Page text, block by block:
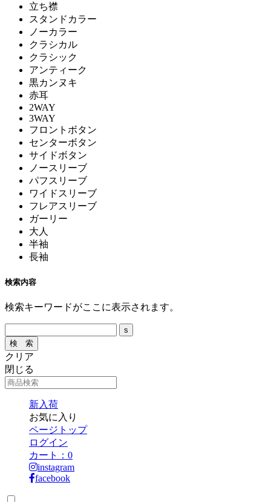
立ち襟
スタンドカラー
ノーカラー
クラシカル
クラシック
アンティーク
黒カンヌキ
赤耳
2WAY
3WAY
フロントボタン
センターボタン
サイドボタン
ノースリーブ
パフスリーブ
ワイドスリーブ
フレアスリーブ
ガーリー
大人
半袖
長袖
検索内容
検索キーワードがここに表示されます。
クリア
閉じる
新入荷
お気に入り
ページトップ
ログイン
カート： 0
instagram
facebook